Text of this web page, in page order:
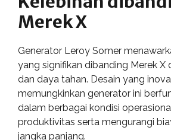
Merek X
Generator Leroy Somer
yang signifikan dibanding Merek X
dan daya tahan. Desain yang
memungkinkan generator ini
dalam berbagai kondisi
produktivitas serta mengurangi
jangka panjang.